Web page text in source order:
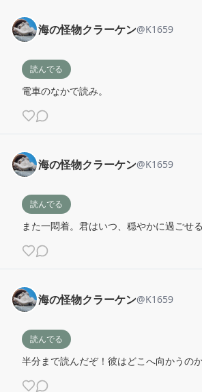
海の怪物クラーケン@K1659
読んでる
電車のなかで読み。
海の怪物クラーケン@K1659
読んでる
また一悶着。君はいつ、穏やかに過ごせ
海の怪物クラーケン@K1659
読んでる
半分まで読んだぞ！彼はどこへ向かうのか